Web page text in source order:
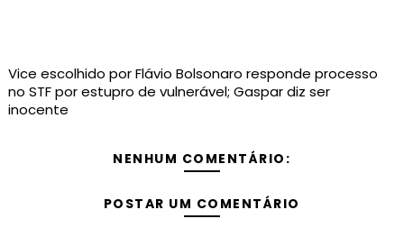
Vice escolhido por Flávio Bolsonaro responde processo
no STF por estupro de vulnerável; Gaspar diz ser
inocente
NENHUM COMENTÁRIO:
POSTAR UM COMENTÁRIO